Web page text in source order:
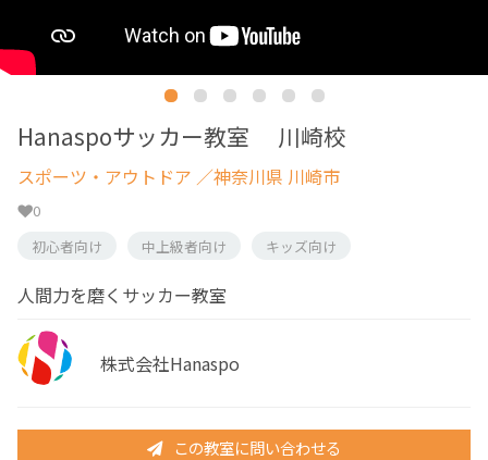
Hanaspoサッカー教室 川崎校
スポーツ・アウトドア ／神奈川県 川崎市
0
初心者向け
中上級者向け キッズ向け
人間力を磨くサッカー教室
株式会社Hanaspo
この教室に問い合わせる